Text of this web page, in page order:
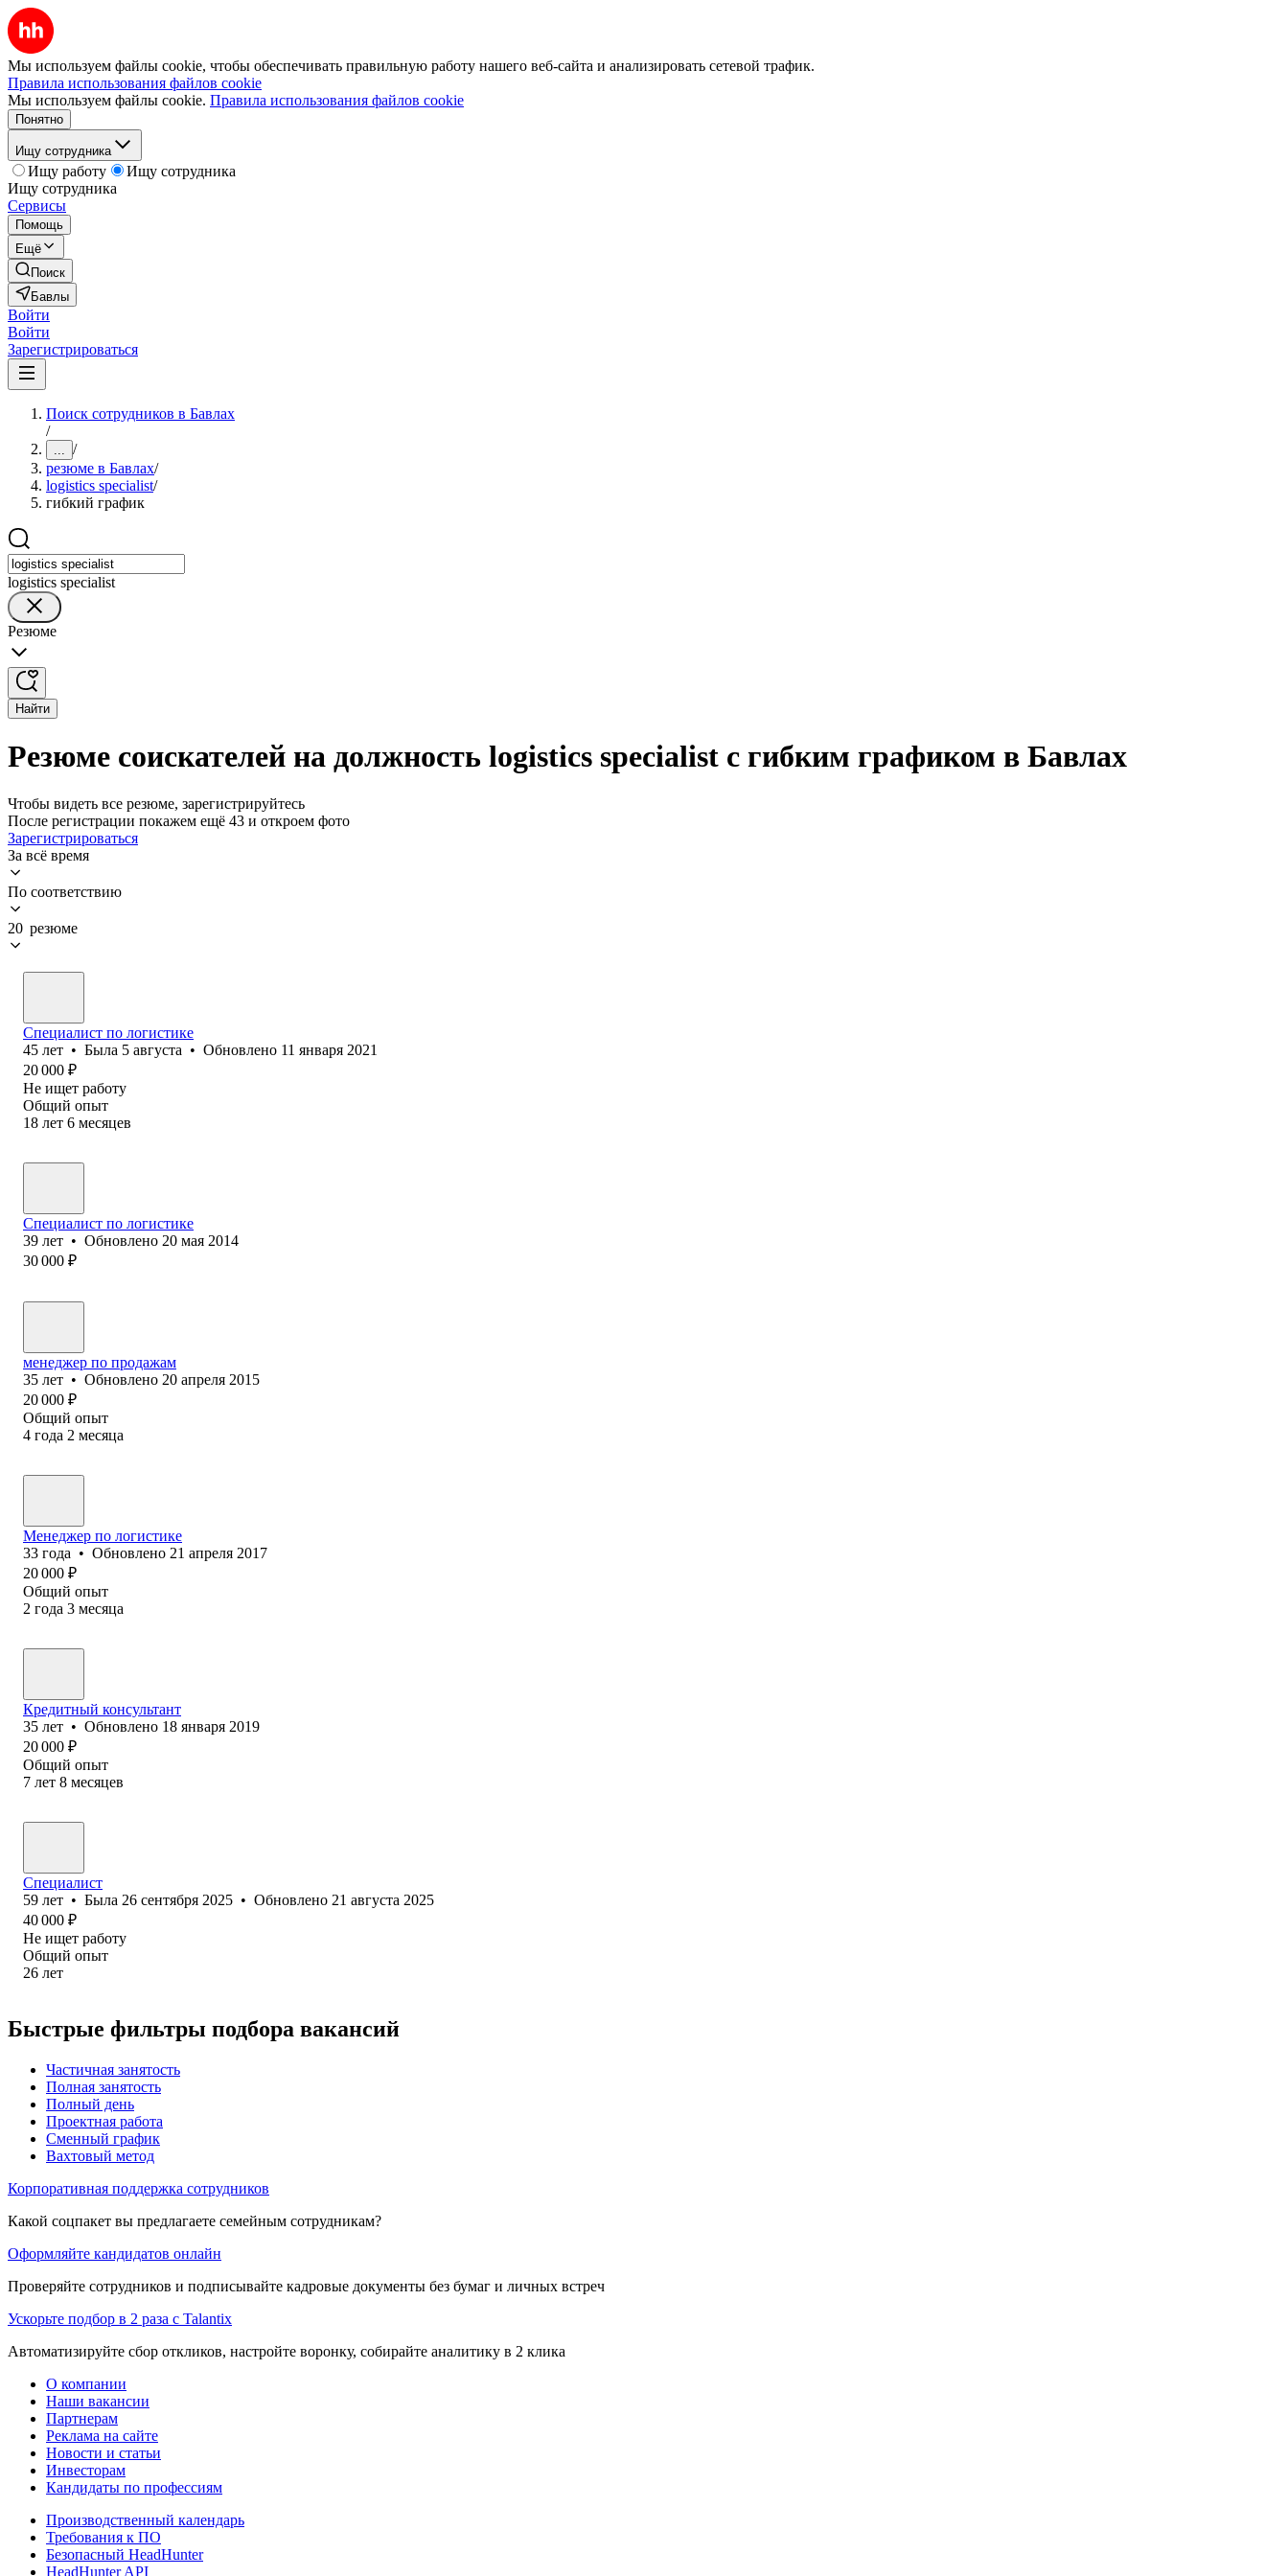
Мы используем файлы cookie, чтобы обеспечивать правильную работу нашего веб-сайта и анализировать сетевой трафик.
Правила использования файлов cookie
Мы используем файлы cookie. Правила использования файлов cookie
Понятно
Ищу сотрудника
Ищу работу
Ищу сотрудника
Ищу сотрудника
Сервисы
Помощь
Ещё
Поиск
Бавлы
Войти
Войти
Зарегистрироваться
Поиск сотрудников в Бавлах
/
... /
резюме в Бавлах/
logistics specialist/
гибкий график
logistics specialist
Резюме
Найти
Резюме соискателей на должность logistics specialist с гибким графиком в Бавлах
Чтобы видеть все резюме, зарегистрируйтесь
После регистрации покажем ещё 43 и откроем фото
Зарегистрироваться
За всё время
По соответствию
20 резюме
Специалист по логистике
45 лет • Была 5 августа • Обновлено 11 января 2021
20 000 ₽
Не ищет работу
Общий опыт
18 лет 6 месяцев
Специалист по логистике
39 лет • Обновлено 20 мая 2014
30 000 ₽
менеджер по продажам
35 лет • Обновлено 20 апреля 2015
20 000 ₽
Общий опыт
4 года 2 месяца
Менеджер по логистике
33 года • Обновлено 21 апреля 2017
20 000 ₽
Общий опыт
2 года 3 месяца
Кредитный консультант
35 лет • Обновлено 18 января 2019
20 000 ₽
Общий опыт
7 лет 8 месяцев
Специалист
59 лет • Была 26 сентября 2025 • Обновлено 21 августа 2025
40 000 ₽
Не ищет работу
Общий опыт
26 лет
Быстрые фильтры подбора вакансий
Частичная занятость
Полная занятость
Полный день
Проектная работа
Сменный график
Вахтовый метод
Корпоративная поддержка сотрудников
Какой соцпакет вы предлагаете семейным сотрудникам?
Оформляйте кандидатов онлайн
Проверяйте сотрудников и подписывайте кадровые документы без бумаг и личных встреч
Ускорьте подбор в 2 раза с Talantix
Автоматизируйте сбор откликов, настройте воронку, собирайте аналитику в 2 клика
О компании
Наши вакансии
Партнерам
Реклама на сайте
Новости и статьи
Инвесторам
Кандидаты по профессиям
Производственный календарь
Требования к ПО
Безопасный HeadHunter
HeadHunter API